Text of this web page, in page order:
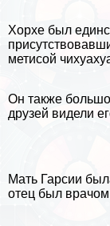
Хорхе был
метисой
Он также
друзей видели
Мать Гарсии
отец был